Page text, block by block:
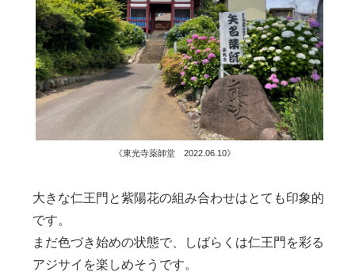
《東光寺薬師堂 2022.06.10》
大きな仁王門と紫陽花の組み合わせはとても印象的
です。
まだ色づき始めの状態で、しばらくは仁王門を彩る
アジサイを楽しめそうです。